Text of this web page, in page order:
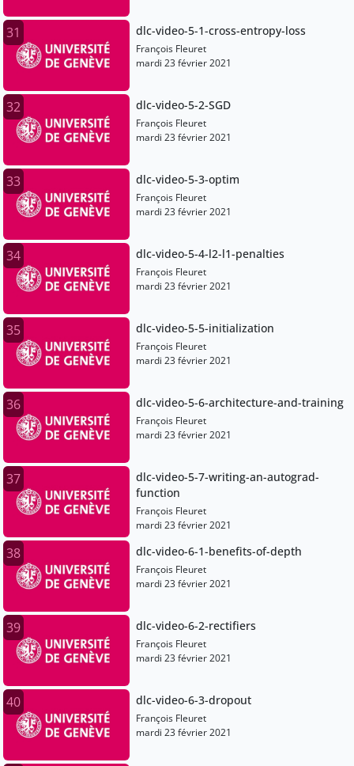
31 dlc-video-5-1-cross-entropy-loss
François Fleuret
mardi 23 février 2021
32 dlc-video-5-2-SGD
François Fleuret
mardi 23 février 2021
33 dlc-video-5-3-optim
François Fleuret
mardi 23 février 2021
34 dlc-video-5-4-l2-l1-penalties
François Fleuret
mardi 23 février 2021
35 dlc-video-5-5-initialization
François Fleuret
mardi 23 février 2021
36 dlc-video-5-6-architecture-and-training
François Fleuret
mardi 23 février 2021
37
dlc-video-5-7-writing-an-autograd-
function
François Fleuret
mardi 23 février 2021
38 dlc-video-6-1-benefits-of-depth
François Fleuret
mardi 23 février 2021
39 dlc-video-6-2-rectifiers
François Fleuret
mardi 23 février 2021
40 dlc-video-6-3-dropout
François Fleuret
mardi 23 février 2021